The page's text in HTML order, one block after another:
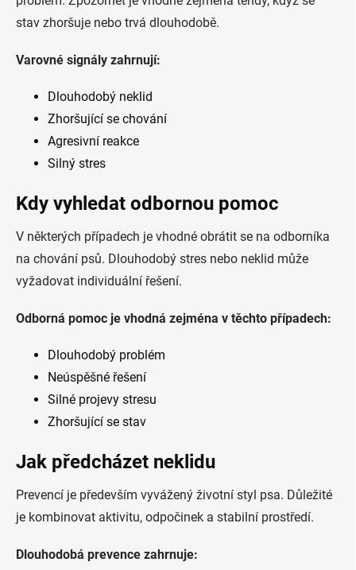
stav zhoršuje nebo trvá dlouhodobě.
Varovné signály zahrnují:
Dlouhodobý neklid
Zhoršující se chování
Agresivní reakce
Silný stres
Kdy vyhledat odbornou pomoc
V některých případech je vhodné obrátit se na odborníka
na chování psů. Dlouhodobý stres nebo neklid může
vyžadovat individuální řešení.
Odborná pomoc je vhodná zejména v těchto případech:
Dlouhodobý problém
Neúspěšné řešení
Silné projevy stresu
Zhoršující se stav
Jak předcházet neklidu
Prevencí je především vyvážený životní styl psa. Důležité
je kombinovat aktivitu, odpočinek a stabilní prostředí.
Dlouhodobá prevence zahrnuje: